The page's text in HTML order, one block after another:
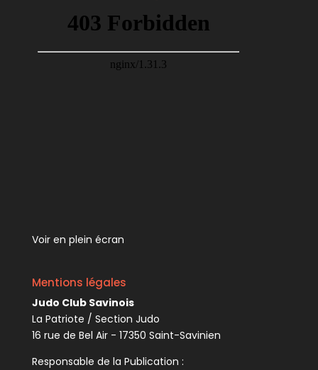
Voir en plein écran
Mentions légales
Judo Club Savinois
La Patriote / Section Judo
16 rue de Bel Air - 17350 Saint-Savinien
Responsable de la Publication :